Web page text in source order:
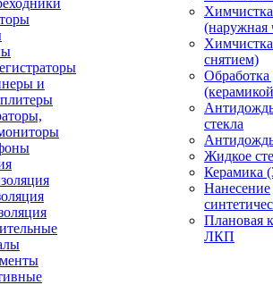
и
(наружная
снятием)
Обработка
стекла
Жидкое
Керамика
Нанесение
Плановая
ЛКП